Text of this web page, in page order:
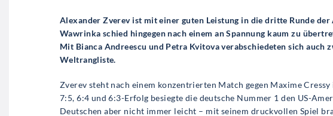
Alexander Zverev ist mit einer guten Leistung in die dritte Runde der
Wawrinka schied hingegen nach einem an Spannung kaum zu
Mit Bianca Andreescu und Petra Kvitova verabschiedeten sich auch
Weltrangliste.
Zverev steht nach einem konzentrierten Match gegen Maxime
7:5, 6:4 und 6:3-Erfolg besiegte die deutsche Nummer 1 den US-
Deutschen aber nicht immer leicht – mit seinem druckvollen Spiel